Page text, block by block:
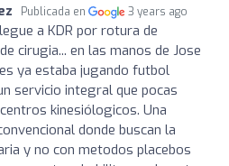
Publicada en 3 years ago
a KDR por rotura de
cirugia... en las manos de Jose
ya estaba jugando futbol
servicio integral que pocas
kinesiólogicos. Una
donde buscan la
y no con metodos placebos